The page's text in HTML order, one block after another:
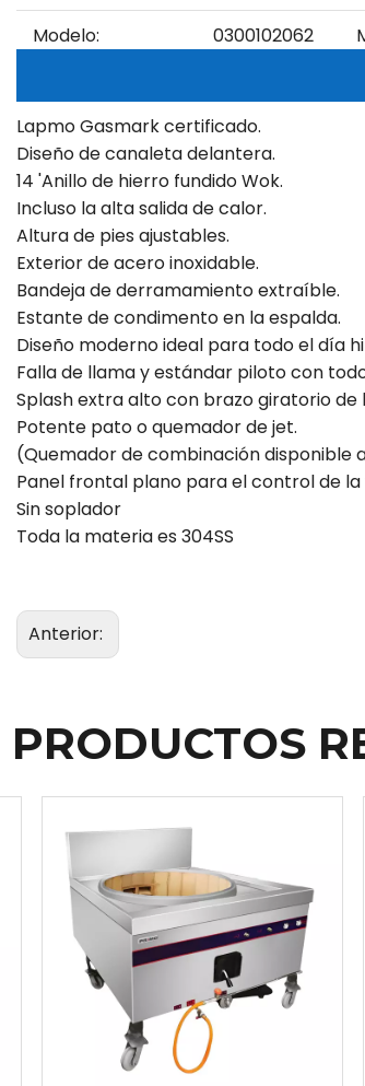
Modelo: 0300102062
Lapmo Gasmark certificado.
Diseño de canaleta delantera.
14 'Anillo de hierro fundido Wok.
Incluso la alta salida de calor.
Altura de pies ajustables.
Exterior de acero inoxidable.
Bandeja de derramamiento extraíble.
Estante de condimento en la espalda.
Diseño moderno ideal para todo el día
Falla de llama y estándar piloto con
Splash extra alto con brazo giratorio de
Potente pato o quemador de jet.
(Quemador de combinación disponible
Panel frontal plano para el control de
Sin soplador
Toda la materia es 304SS
Anterior:
PRODUCTOS